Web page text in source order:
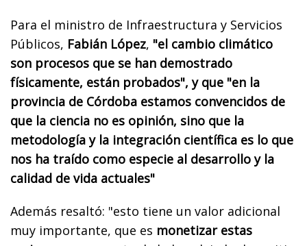
Para el ministro de Infraestructura y Servicios
Públicos, Fabián López, "el cambio climático
son procesos que se han demostrado
físicamente, están probados", y que "en la
provincia de Córdoba estamos convencidos de
que la ciencia no es opinión, sino que la
metodología y la integración científica es lo que
nos ha traído como especie al desarrollo y la
calidad de vida actuales"
Además resaltó: "esto tiene un valor adicional
muy importante, que es monetizar estas